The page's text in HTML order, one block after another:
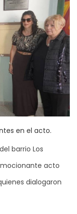
en el acto.
barrio Los
acto
dialogaron